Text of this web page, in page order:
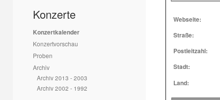
Konzerte
Konzertkalender
Konzertvorschau
Proben
Archiv
Archiv 2013 - 2003
Archiv 2002 - 1992
Webseite:
Straße:
Postleitzahl:
Stadt:
Land: